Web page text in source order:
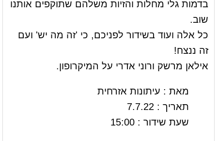
בדמות גלי מחלות והזיות משלהם שתוקפים אותנו
שוב.
כל אלה ועוד בשידור לפניכם, כי 'זה מה יש' ועם
זה ננצח!
אילאן מרשק ורוני אדרי על המיקרופון.
מאת : עיתונות אזרחית
תאריך : 7.7.22
שעת שידור : 15:00